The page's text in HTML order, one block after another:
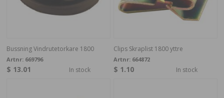
Bussning Vindrutetorkare 1800
Artnr: 669796
$ 13.01 In stock
Clips Skraplist 1800 yttre
Artnr: 664872
$ 1.10 In stock